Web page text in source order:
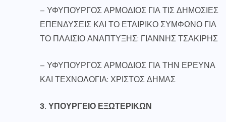
– ΥΦΥΠΟΥΡΓΟΣ ΑΡΜΟΔΙΟΣ ΓΙΑ ΤΙΣ ΔΗΜΟΣΙΕΣ
ΕΠΕΝΔΥΣΕΙΣ ΚΑΙ ΤΟ ΕΤΑΙΡΙΚΟ ΣΥΜΦΩΝΟ ΓΙΑ
ΤΟ ΠΛΑΙΣΙΟ ΑΝΑΠΤΥΞΗΣ: ΓΙΑΝΝΗΣ ΤΣΑΚΙΡΗΣ
– ΥΦΥΠΟΥΡΓΟΣ ΑΡΜΟΔΙΟΣ ΓΙΑ ΤΗΝ ΕΡΕΥΝΑ
ΚΑΙ ΤΕΧΝΟΛΟΓΙΑ: ΧΡΙΣΤΟΣ ΔΗΜΑΣ
3. ΥΠΟΥΡΓΕΙΟ ΕΞΩΤΕΡΙΚΩΝ